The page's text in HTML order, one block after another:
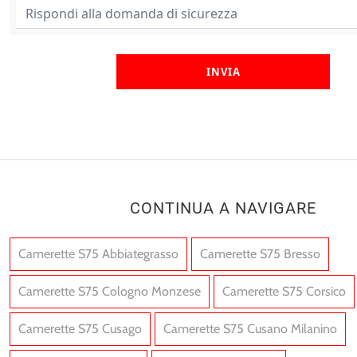
INVIA
CONTINUA A NAVIGARE
Camerette S75 Abbiategrasso Camerette S75 Bresso
Camerette S75 Cologno Monzese Camerette S75 Corsico
Camerette S75 Cusago Camerette S75 Cusano Milanino